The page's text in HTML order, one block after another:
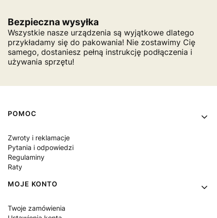
Bezpieczna wysyłka
Wszystkie nasze urządzenia są wyjątkowe dlatego
przykładamy się do pakowania! Nie zostawimy Cię
samego, dostaniesz pełną instrukcję podłączenia i
używania sprzętu!
Linki w stopce
POMOC
Zwroty i reklamacje
Pytania i odpowiedzi
Regulaminy
Raty
MOJE KONTO
Twoje zamówienia